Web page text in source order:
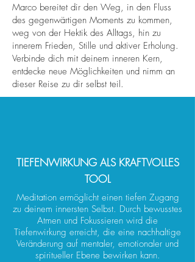
Marco bereitet dir den Weg, in den Fluss
des gegenwärtigen Moments zu kommen,
weg von der Hektik des Alltags, hin zu
innerem Frieden, Stille und aktiver Erholung.
Verbinde dich mit deinem inneren Kern,
entdecke neue Möglichkeiten und nimm an
dieser Reise zu dir selbst teil.
TIEFENWIRKUNG ALS KRAFTVOLLES
TOOL
Meditation ermöglicht einen tiefen Zugang
zu deinem innersten Selbst. Durch bewusstes
Atmen und Fokussieren wird die
Tiefenwirkung erreicht, die eine nachhaltige
Veränderung auf mentaler, emotionaler und
spiritueller Ebene bewirken kann.